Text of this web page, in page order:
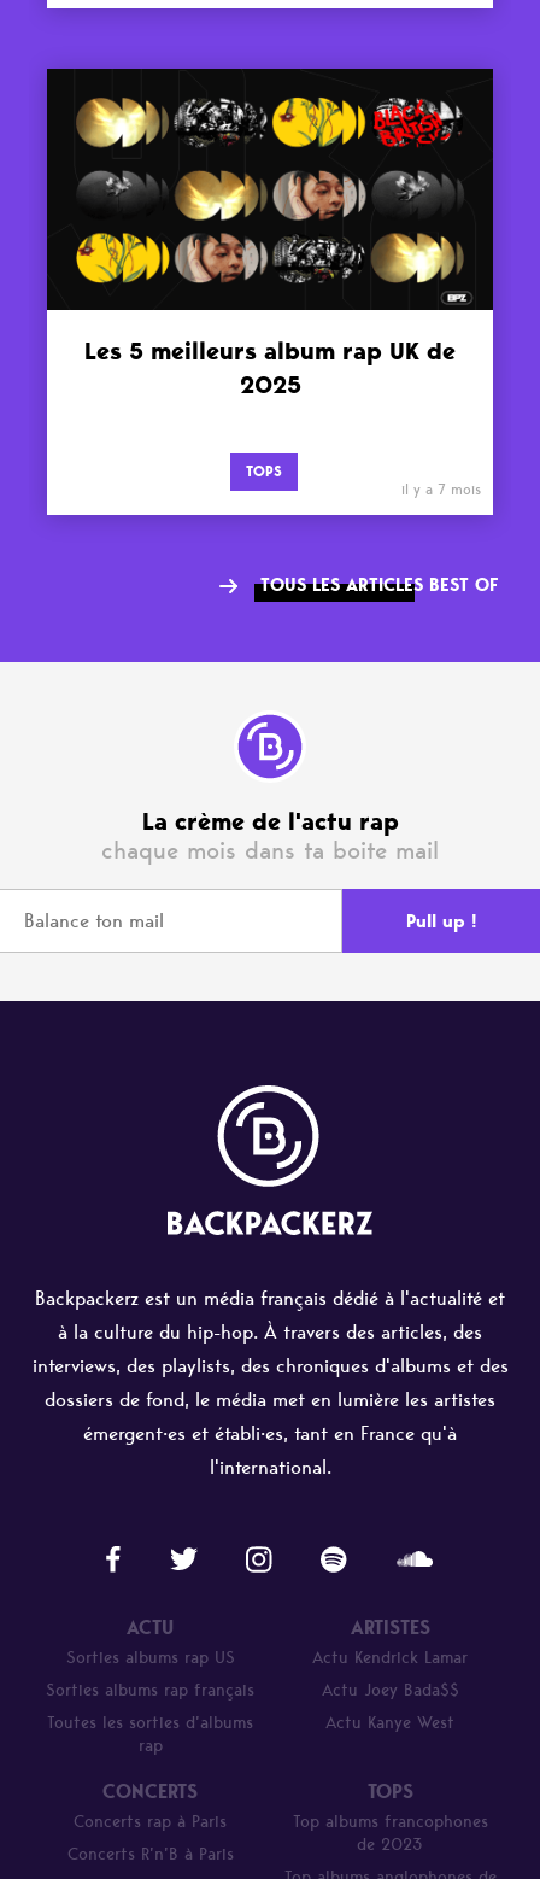
Les 5 meilleurs album rap UK de
2025
TOPS
il y a 7 mois
TOUS LES ARTICLES BEST OF
La crème de l'actu rap
chaque mois dans ta boite mail
Backpackerz est un média français dédié à l'actualité et
à la culture du hip-hop. À travers des articles, des
interviews, des playlists, des chroniques d'albums et des
dossiers de fond, le média met en lumière les artistes
émergent·es et établi·es, tant en France qu'à
l'international.
ACTU
Sorties albums rap US
Sorties albums rap français
Toutes les sorties d’albums
rap
ARTISTES
Actu Kendrick Lamar
Actu Joey Bada$$
Actu Kanye West
CONCERTS
Concerts rap à Paris
Concerts R’n’B à Paris
TOPS
Top albums francophones
de 2023